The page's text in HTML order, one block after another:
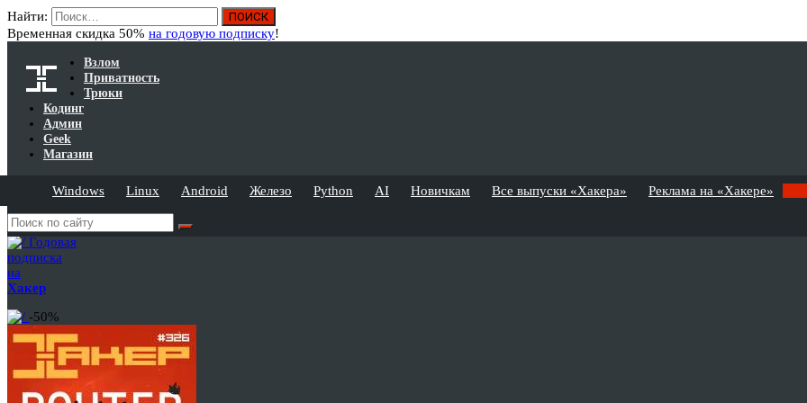
Найти:
Временная скидка 50% на годовую подписку!
Взлом
Приватность
Трюки
Кодинг
Админ
Geek
Магазин
Windows Linux Android Железо Python AI Новичкам Все выпуски «Хакера» Реклама на «Хакере»
Годовая
подписка
на
Хакер
-50%